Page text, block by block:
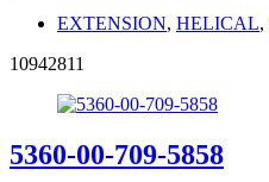
EXTENSION, HELICAL,
10942811
5360-00-709-5858